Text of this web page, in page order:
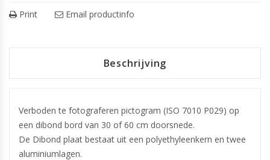
Print Email productinfo
Beschrijving
Verboden te fotograferen pictogram (ISO 7010 P029) op
een dibond bord van 30 of 60 cm doorsnede.
De Dibond plaat bestaat uit een polyethyleenkern en twee
aluminiumlagen.